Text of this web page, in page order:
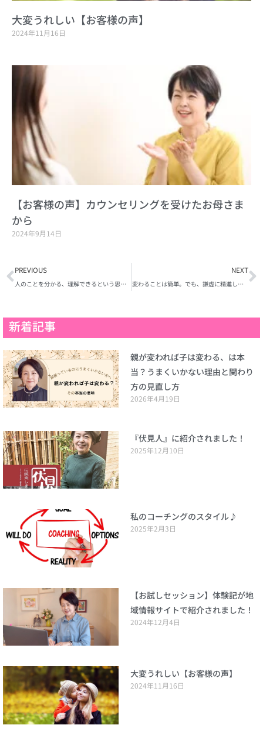
大変うれしい【お客様の声】
2024年11月16日
【お客様の声】カウンセリングを受けたお母さま
から
2024年9月14日
Prev
PREVIOUS
人のことを分かる、理解できるという思い込みを捨てる 『世界の果て彼女』を読んで思うこと
NEXT
変わることは簡単。でも、謙虚に精進し続けないと継続できない。
新着記事
親が変われば子は変わる、は本
当？うまくいかない理由と関わり
方の見直し方
2026年4月19日
『伏見人』に紹介されました！
2025年12月10日
私のコーチングのスタイル♪
2025年2月3日
【お試しセッション】体験記が地
域情報サイトで紹介されました！
2024年12月4日
大変うれしい【お客様の声】
2024年11月16日